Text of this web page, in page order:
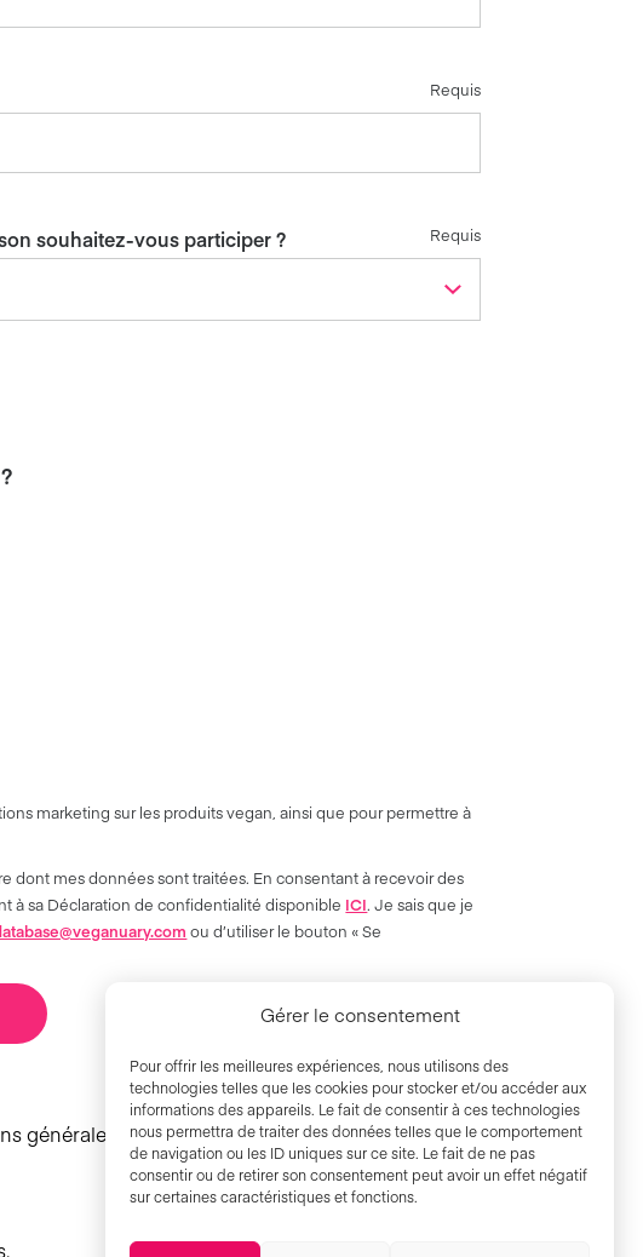
Gérer le consentement
Pour offrir les meilleures expériences, nous utilisons des
technologies telles que les cookies pour stocker et/ou accéder aux
informations des appareils. Le fait de consentir à ces technologies
nous permettra de traiter des données telles que le comportement
de navigation ou les ID uniques sur ce site. Le fait de ne pas
consentir ou de retirer son consentement peut avoir un effet négatif
sur certaines caractéristiques et fonctions.
Requis
souhaitez-vous participer ? Requis
marketing sur les produits vegan, ainsi que pour permettre à
dont mes données sont traitées. En consentant à recevoir des
à sa Déclaration de confidentialité disponible ICI. Je sais que je
ou d’utiliser le bouton « Se
générales
Politique De Cookies